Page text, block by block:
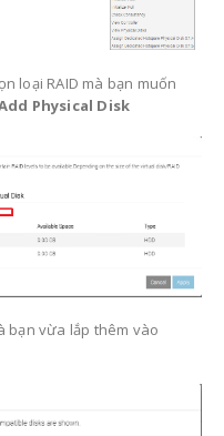
loại RAID mà bạn muốn
Physical Disk
bạn vừa lắp thêm vào